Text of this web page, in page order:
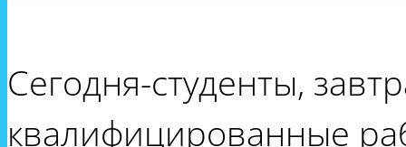
Сегодня-студенты,
квалифицированные